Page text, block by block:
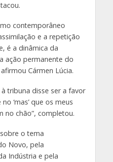
contemporâneo
e a repetição
é a dinâmica da
ação permanente do
Cármen Lúcia.
tribuna disse ser a favor
‘mas’ que os meus
no chão”, completou.
o tema
Novo, pela
Indústria e pela